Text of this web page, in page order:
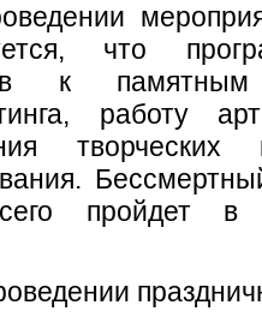
что
к памятным
работу
пройдет в